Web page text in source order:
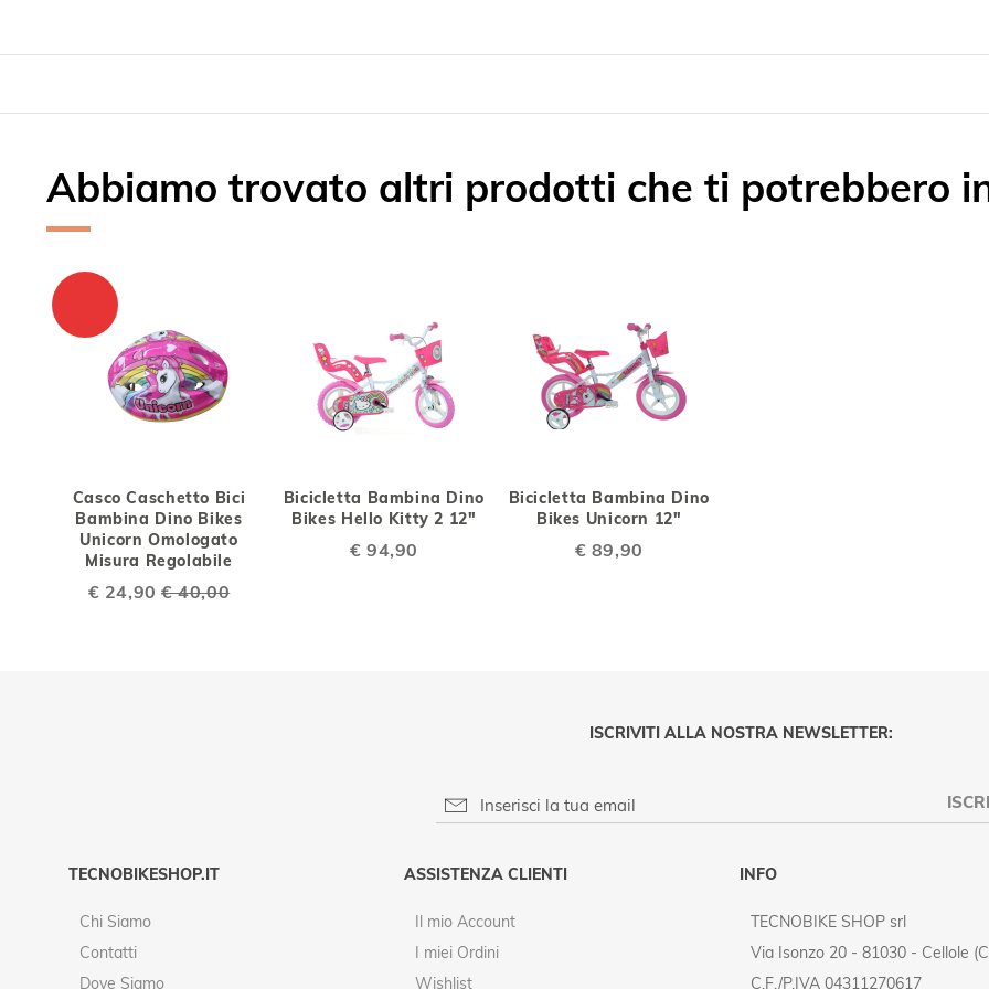
Abbiamo trovato altri prodotti che ti potrebbero
Casco Caschetto Bici
Bambina Dino Bikes
Unicorn Omologato
Misura Regolabile
Special
€ 24,90 € 40,00
Bicicletta Bambina Dino
Bikes Hello Kitty 2 12"
€ 94,90
Bicicletta Bambina Dino
Bikes Unicorn 12"
€ 89,90
ISCRIVITI ALLA NOSTRA NEWSLETTER:
PRIVACY POLICY
TECNOBIKESHOP.IT
Chi Siamo
Contatti
Dove Siamo
ASSISTENZA CLIENTI
Il mio Account
I miei Ordini
Wishlist
INFO
TECNOBIKE SHOP srl
Via Isonzo 20 - 81030 - Cellole
C.F./P.IVA 04311270617